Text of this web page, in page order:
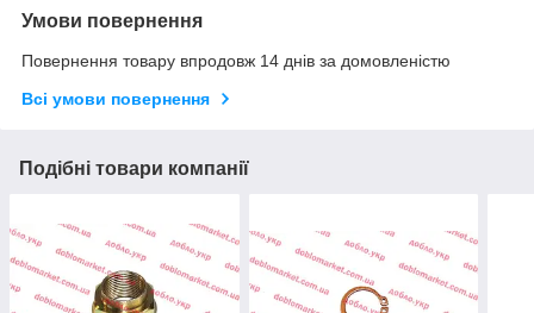
Умови повернення
Повернення товару впродовж 14 днів за домовленістю
Всі умови повернення
Подібні товари компанії